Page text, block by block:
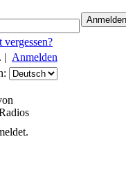
vergessen?
| Anmelden